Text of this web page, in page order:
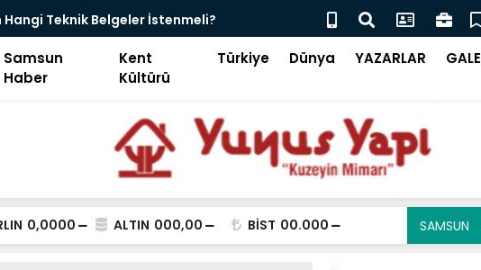
Nasıl Ulaşırım? Endüstriyel Çay Kazanı Nedir ve
Samsun
Haber
Kent
Kültürü
Türkiye Dünya YAZARLAR
0,0000 ALTIN 000,00 BİST 00.000